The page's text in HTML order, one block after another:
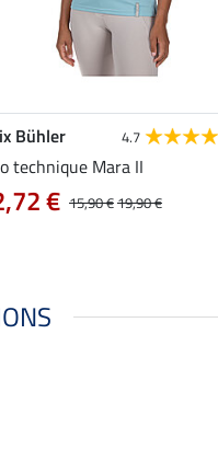
Bühler 4.7
technique Mara II
15,90 €19,90 €
€